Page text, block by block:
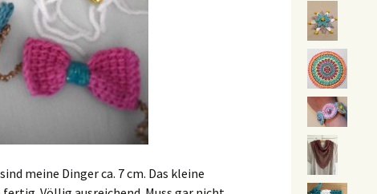
meine Dinger ca. 7 cm. Das kleine